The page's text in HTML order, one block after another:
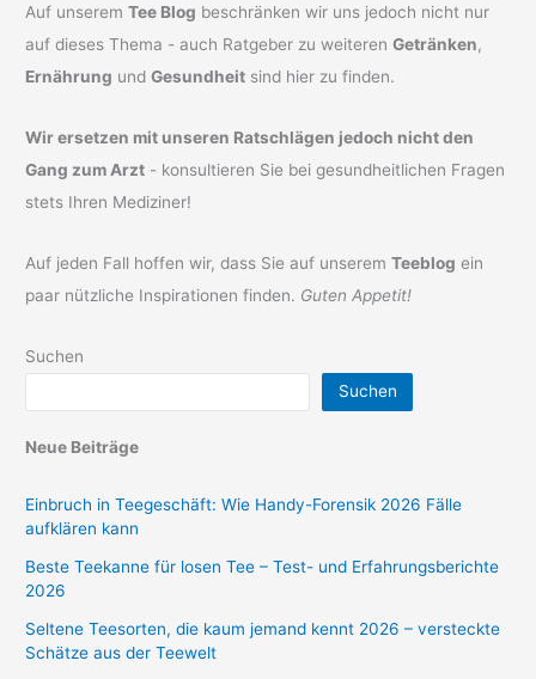
Auf unseremTee Blog beschränken wir uns jedoch nicht nur
auf dieses Thema - auch Ratgeber zu weiterenGetränken,
Ernährung undGesundheit sind hier zu finden.
Wir ersetzen mit unseren Ratschlägen jedoch nicht den
Gang zum Arzt - konsultieren Sie bei gesundheitlichen Fragen
stets Ihren Mediziner!
Auf jeden Fall hoffen wir, dass Sie auf unseremTeeblog ein
paar nützliche Inspirationen finden. Guten Appetit!
Suchen
Suchen
Neue Beiträge
Einbruch in Teegeschäft: Wie Handy-Forensik 2026 Fälle
aufklären kann
Beste Teekanne für losen Tee – Test- und Erfahrungsberichte
2026
Seltene Teesorten, die kaum jemand kennt 2026 – versteckte
Schätze aus der Teewelt